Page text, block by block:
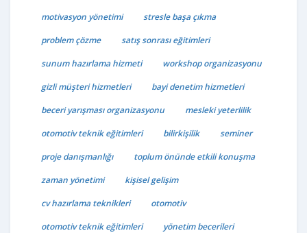
motivasyon yönetimi
stresle başa çıkma
problem çözme
satış sonrası eğitimleri
sunum hazırlama hizmeti
workshop organizasyonu
gizli müşteri hizmetleri
bayi denetim hizmetleri
beceri yarışması organizasyonu
mesleki yeterlilik
otomotiv teknik eğitimleri
bilirkişilik
seminer
proje danışmanlığı
toplum önünde etkili konuşma
zaman yönetimi
kişisel gelişim
cv hazırlama teknikleri
otomotiv
otomotiv teknik eğitimleri
yönetim becerileri